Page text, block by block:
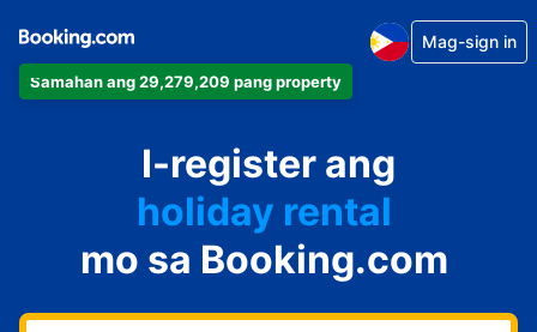
Samahan ang 29,279,209 pang property
Mag-sign in
I-register ang
apartment
hotel
holiday rental
guest house
bed and breakfast
mo sa Booking.com